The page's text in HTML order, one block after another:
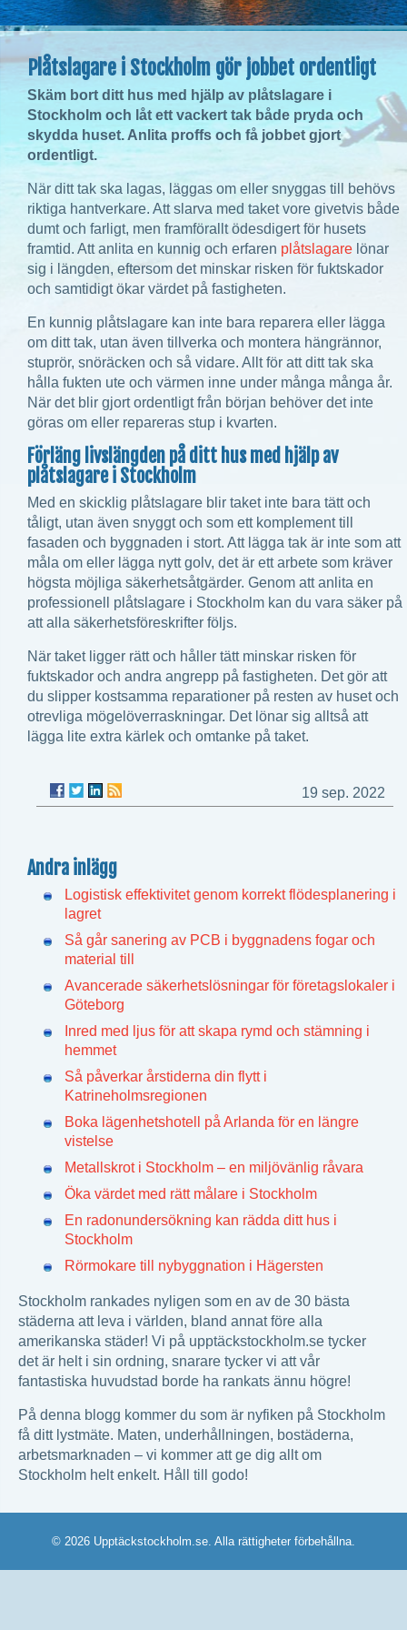
Plåtslagare i Stockholm gör jobbet ordentligt
Skäm bort ditt hus med hjälp av plåtslagare i
Stockholm och låt ett vackert tak både pryda och
skydda huset. Anlita proffs och få jobbet gjort
ordentligt.
När ditt tak ska lagas, läggas om eller snyggas till behövs
riktiga hantverkare. Att slarva med taket vore givetvis både
dumt och farligt, men framförallt ödesdigert för husets
framtid. Att anlita en kunnig och erfaren plåtslagare lönar
sig i längden, eftersom det minskar risken för fuktskador
och samtidigt ökar värdet på fastigheten.
En kunnig plåtslagare kan inte bara reparera eller lägga
om ditt tak, utan även tillverka och montera hängrännor,
stuprör, snöräcken och så vidare. Allt för att ditt tak ska
hålla fukten ute och värmen inne under många många år.
När det blir gjort ordentligt från början behöver det inte
göras om eller repareras stup i kvarten.
Förläng livslängden på ditt hus med hjälp av
plåtslagare i Stockholm
Med en skicklig plåtslagare blir taket inte bara tätt och
tåligt, utan även snyggt och som ett komplement till
fasaden och byggnaden i stort. Att lägga tak är inte som att
måla om eller lägga nytt golv, det är ett arbete som kräver
högsta möjliga säkerhetsåtgärder. Genom att anlita en
professionell plåtslagare i Stockholm kan du vara säker på
att alla säkerhetsföreskrifter följs.
När taket ligger rätt och håller tätt minskar risken för
fuktskador och andra angrepp på fastigheten. Det gör att
du slipper kostsamma reparationer på resten av huset och
otrevliga mögelöverraskningar. Det lönar sig alltså att
lägga lite extra kärlek och omtanke på taket.
19 sep. 2022
Andra inlägg
Logistisk effektivitet genom korrekt flödesplanering i
lagret
Så går sanering av PCB i byggnadens fogar och
material till
Avancerade säkerhetslösningar för företagslokaler i
Göteborg
Inred med ljus för att skapa rymd och stämning i
hemmet
Så påverkar årstiderna din flytt i
Katrineholmsregionen
Boka lägenhetshotell på Arlanda för en längre
vistelse
Metallskrot i Stockholm – en miljövänlig råvara
Öka värdet med rätt målare i Stockholm
En radonundersökning kan rädda ditt hus i
Stockholm
Rörmokare till nybyggnation i Hägersten
Stockholm rankades nyligen som en av de 30 bästa
städerna att leva i världen, bland annat före alla
amerikanska städer! Vi på upptäckstockholm.se tycker
det är helt i sin ordning, snarare tycker vi att vår
fantastiska huvudstad borde ha rankats ännu högre!
På denna blogg kommer du som är nyfiken på Stockholm
få ditt lystmäte. Maten, underhållningen, bostäderna,
arbetsmarknaden – vi kommer att ge dig allt om
Stockholm helt enkelt. Håll till godo!
© 2026 Upptäckstockholm.se. Alla rättigheter förbehållna.